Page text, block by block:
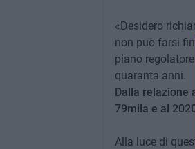
«Desidero
non può farsi
piano
quaranta anni.
Dalla relazione
79mila e al
Alla luce di